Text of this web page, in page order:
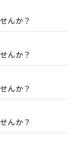
んか？
んか？
んか？
んか？